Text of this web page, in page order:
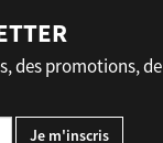
des promotions, de